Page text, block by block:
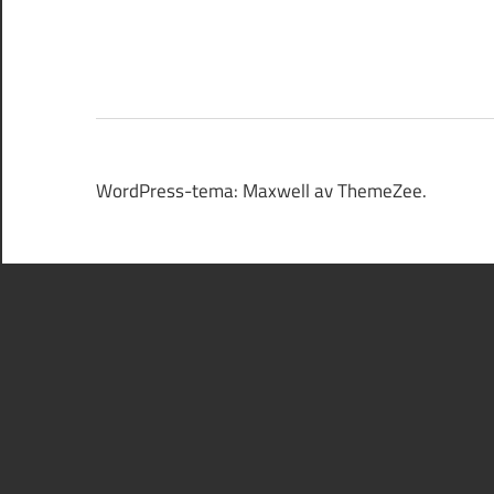
WordPress-tema: Maxwell av ThemeZee.